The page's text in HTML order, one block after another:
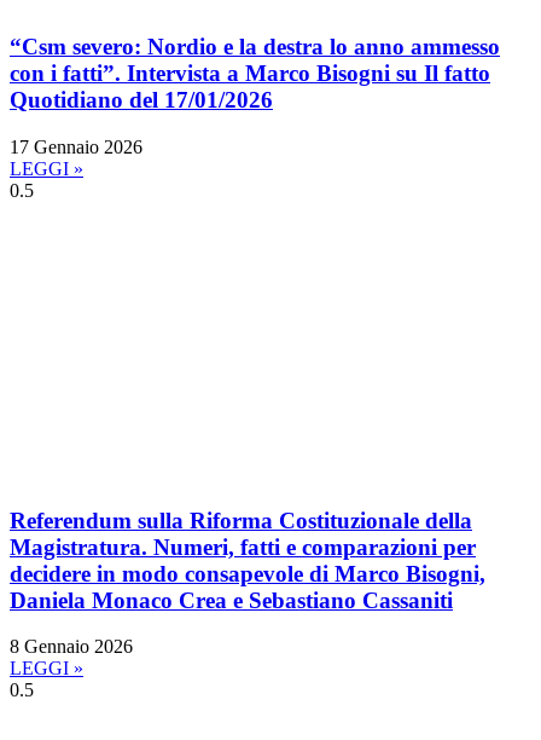
“Csm severo: Nordio e la destra lo anno ammesso
con i fatti”. Intervista a Marco Bisogni su Il fatto
Quotidiano del 17/01/2026
17 Gennaio 2026
LEGGI »
Referendum sulla Riforma Costituzionale della
Magistratura. Numeri, fatti e comparazioni per
decidere in modo consapevole di Marco Bisogni,
Daniela Monaco Crea e Sebastiano Cassaniti
8 Gennaio 2026
LEGGI »